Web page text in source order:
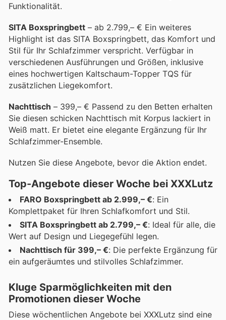
Funktionalität.
SITA Boxspringbett – ab 2.799,– € Ein weiteres
Highlight ist das SITA Boxspringbett, das Komfort und
Stil für Ihr Schlafzimmer verspricht. Verfügbar in
verschiedenen Ausführungen und Größen, inklusive
eines hochwertigen Kaltschaum-Topper TQS für
zusätzlichen Liegekomfort.
Nachttisch – 399,– € Passend zu den Betten erhalten
Sie diesen schicken Nachttisch mit Korpus lackiert in
Weiß matt. Er bietet eine elegante Ergänzung für Ihr
Schlafzimmer-Ensemble.
Nutzen Sie diese Angebote, bevor die Aktion endet.
Top-Angebote dieser Woche bei XXXLutz
FARO Boxspringbett ab 2.999,– €: Ein
Komplettpaket für Ihren Schlafkomfort und Stil.
SITA Boxspringbett ab 2.799,– €: Ideal für alle, die
Wert auf Design und Liegegefühl legen.
Nachttisch für 399,– €: Die perfekte Ergänzung für
ein aufgeräumtes und stilvolles Schlafzimmer.
Kluge Sparmöglichkeiten mit den
Promotionen dieser Woche
Diese wöchentlichen Angebote bei XXXLutz sind eine